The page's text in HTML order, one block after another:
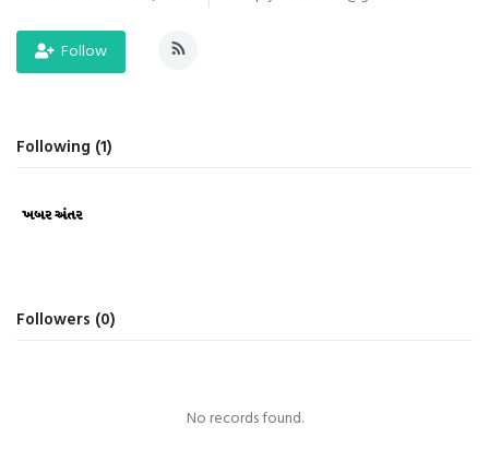
આદિવાસી
લઘુમતી
સ્પેશ્યલ સ્ટોરી
બહુજનનાયક
Follow
Following (1)
Followers (0)
No records found.